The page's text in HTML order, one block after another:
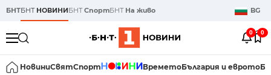
БНТБНТ НОВИНИБНТСпортБНТ На живо BG
0 0
НовиниСвятСпорт ВреметоБългария и еврото